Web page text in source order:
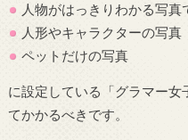
人物がはっきりわかる写真
人形やキャラクターの写真
ペットだけの写真
に設定している「グラマー
てかかるべきです。